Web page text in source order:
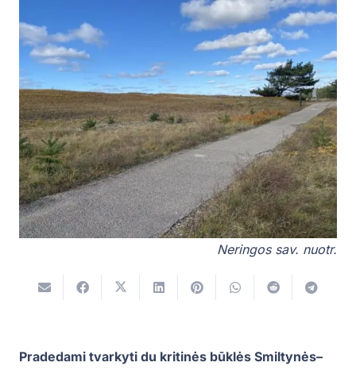
Neringos sav. nuotr.
Pradedami tvarkyti du kritinės būklės Smiltynės–